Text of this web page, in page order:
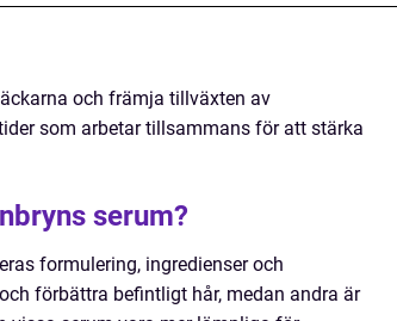
och främja tillväxten av
som arbetar tillsammans för att stärka
serum?
formulering, ingredienser och
förbättra befintligt hår, medan andra är